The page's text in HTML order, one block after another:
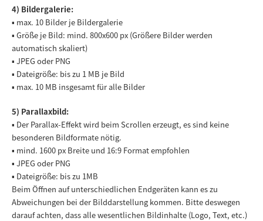
4) Bildergalerie:
▪ max. 10 Bilder je Bildergalerie
▪ Größe je Bild: mind. 800x600 px (Größere Bilder werden
automatisch skaliert)
▪ JPEG oder PNG
▪ Dateigröße: bis zu 1 MB je Bild
▪ max. 10 MB insgesamt für alle Bilder
5) Parallaxbild:
▪ Der Parallax-Effekt wird beim Scrollen erzeugt, es sind keine
besonderen Bildformate nötig.
▪ mind. 1600 px Breite und 16:9 Format empfohlen
▪ JPEG oder PNG
▪ Dateigröße: bis zu 1MB
Beim Öffnen auf unterschiedlichen Endgeräten kann es zu
Abweichungen bei der Bilddarstellung kommen. Bitte deswegen
darauf achten, dass alle wesentlichen Bildinhalte (Logo, Text, etc.)